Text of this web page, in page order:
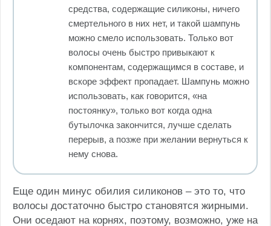
средства, содержащие силиконы, ничего
смертельного в них нет, и такой шампунь
можно смело использовать. Только вот
волосы очень быстро привыкают к
компонентам, содержащимся в составе, и
вскоре эффект пропадает. Шампунь можно
использовать, как говорится, «на
постоянку», только вот когда одна
бутылочка закончится, лучше сделать
перерыв, а позже при желании вернуться к
нему снова.
Еще один минус обилия силиконов – это то, что
волосы достаточно быстро становятся жирными.
Они оседают на корнях, поэтому, возможно, уже на